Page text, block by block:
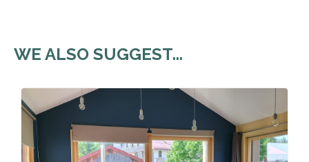
WE ALSO SUGGEST...